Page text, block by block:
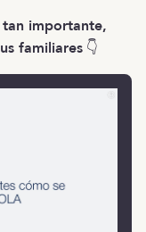
importante,
familiares 👇